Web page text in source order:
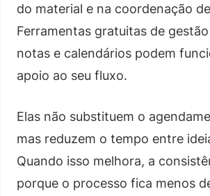
do material e na coordenação
Ferramentas gratuitas de
notas e calendários podem
apoio ao seu fluxo.
Elas não substituem o
mas reduzem o tempo entre
Quando isso melhora, a
porque o processo fica menos